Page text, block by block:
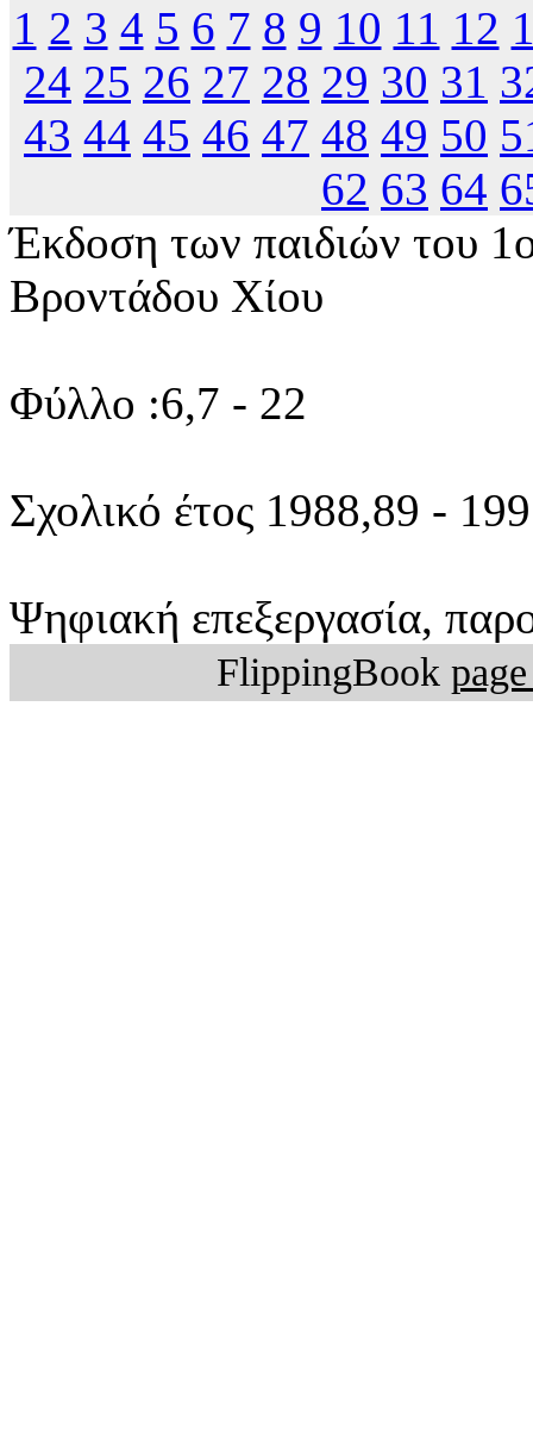
1 2 3 4 5 6 7 8 9 10 11 12
24 25 26 27 28 29 30 31
43 44 45 46 47 48 49 50
62 63 64
Έκδοση των παιδιών του
Βροντάδου Χίου
Φύλλο :6,7 - 22
Σχολικό έτος 1988,89 -
Ψηφιακή επεξεργασία,
FlippingBook